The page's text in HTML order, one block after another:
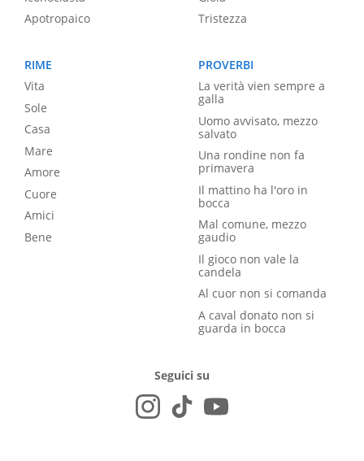
Apotropaico
Tristezza
RIME
Vita
Sole
Casa
Mare
Amore
Cuore
Amici
Bene
PROVERBI
La verità vien sempre a
galla
Uomo avvisato, mezzo
salvato
Una rondine non fa
primavera
Il mattino ha l'oro in
bocca
Mal comune, mezzo
gaudio
Il gioco non vale la
candela
Al cuor non si comanda
A caval donato non si
guarda in bocca
Seguici su